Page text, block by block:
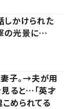
かけられた
の光景に…
子。→夫が用
ると…「英才
められてる